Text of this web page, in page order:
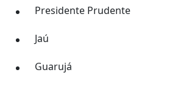
Presidente Prudente
Jaú
Guarujá